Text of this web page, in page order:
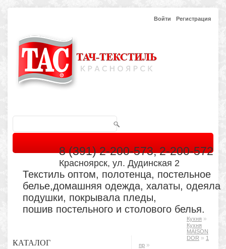
Войти Регистрация
8 (391) 2-200-573, 2-200-572
Красноярск, ул. Дудинская 2
Текстиль оптом, полотенца, постельное
белье,домашняя одежда, халаты, одеяла
подушки, покрывала пледы,
пошив постельного и столового белья.
КАТАЛОГ
Кухня »
Кухня
MAISON
DOR » 1
пр »